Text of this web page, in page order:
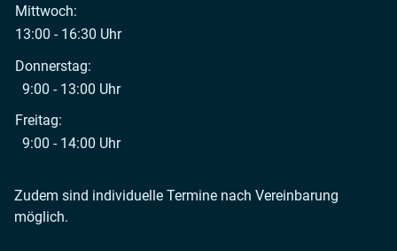
Mittwoch:
13:00 - 16:30 Uhr
Donnerstag:
9:00 - 13:00 Uhr
Freitag:
9:00 - 14:00 Uhr
Zudem sind individuelle Termine nach Vereinbarung
möglich.